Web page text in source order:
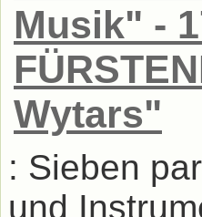
Musik" -
Wytars"
: Sieben
und